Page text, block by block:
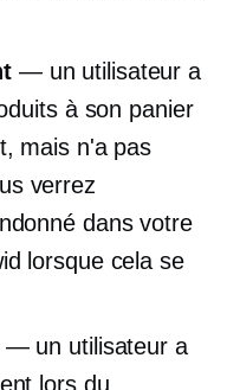
— un utilisateur a
à son panier
mais n'a pas
verrez
dans votre
lorsque cela se
— un utilisateur a
lors du